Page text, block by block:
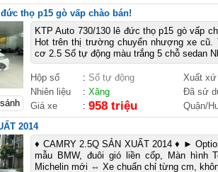
thọ p15 gò vấp chào bán!
KTP Auto 730/130 lê đức thọ p15 gò vấp
Hot trên thị trường chuyển nhượng xe cũ.
cơ 2.5 Số tự động màu trắng 5 chỗ sedan
Hộp số : Số tự động Xuất xứ
Nhiên liệu
: Xăng Đã sử
Giá xe
: 958 triệu Quận/
2014
♦ CAMRY 2.5Q SẢN XUẤT 2014 ♦ ►
mẫu BMW, đuôi gió liền cốp, Màn hình
Michelin mới ⇔ Xe chuẩn chỉ từng cm,